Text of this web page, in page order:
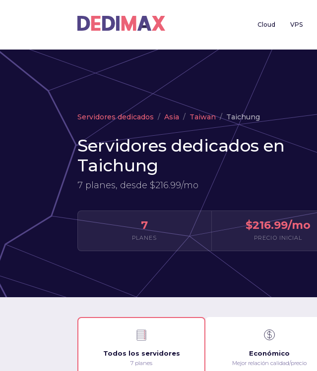
Cloud VPS
Servidores dedicados Asia Taiwan Taichung
Servidores dedicados en
Taichung
7 planes, desde $216.99/mo
7
PLANES
$216.99/mo
PRECIO INICIAL
Todos los servidores
7 planes
Económico
Mejor relación calidad/precio